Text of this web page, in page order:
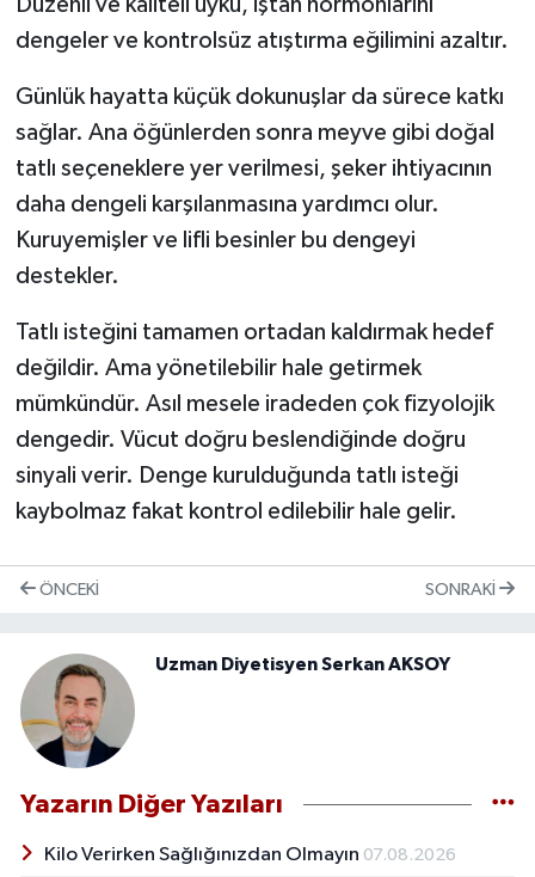
Düzenli ve kaliteli uyku, iştah hormonlarını
dengeler ve kontrolsüz atıştırma eğilimini azaltır.
Günlük hayatta küçük dokunuşlar da sürece katkı
sağlar. Ana öğünlerden sonra meyve gibi doğal
tatlı seçeneklere yer verilmesi, şeker ihtiyacının
daha dengeli karşılanmasına yardımcı olur.
Kuruyemişler ve lifli besinler bu dengeyi
destekler.
Tatlı isteğini tamamen ortadan kaldırmak hedef
değildir. Ama yönetilebilir hale getirmek
mümkündür. Asıl mesele iradeden çok fizyolojik
dengedir. Vücut doğru beslendiğinde doğru
sinyali verir. Denge kurulduğunda tatlı isteği
kaybolmaz fakat kontrol edilebilir hale gelir.
ÖNCEKI SONRAKI
Uzman Diyetisyen Serkan AKSOY
Yazarın Diğer Yazıları
Kilo Verirken Sağlığınızdan Olmayın 07.08.2026